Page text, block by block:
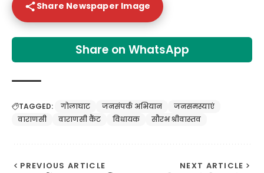
Share Newspaper Image
Share on WhatsApp
TAGGED: गोलाघाट जनसंपर्क अभियान
जनसमस्याएं
वाराणसी
वाराणसी कैंट विधायक सौरभ श्रीवास्तव
PREVIOUS ARTICLE NEXT ARTICLE